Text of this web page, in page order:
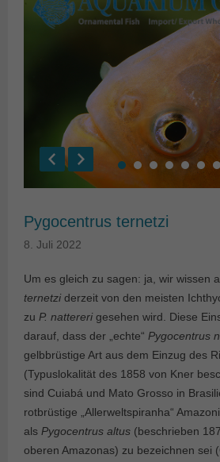
Pygocentrus ternetzi
8. Juli 2022
Um es gleich zu sagen: ja, wir wissen
ternetziderzeit von den meisten
zu P. nattererigesehen wird. Diese
darauf, dass der „echte“ Pygocentrus
gelbbrüstige Art aus dem Einzug des
(Typuslokalität des 1858 von Kner
sind Cuiabá und Mato Grosso in
rotbrüstige „Allerweltspiranha“
als Pygocentrus altus (beschrieben
oberen Amazonas) zu bezeichnen sei